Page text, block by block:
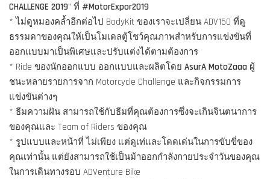
CHALLENGE 2019" ที่ #MotorExpor2019
* ไม่ดูหมองคล้ำอีกต่อไป BodyKit ของเราจะเปลี่ยน ADV150 ที่ดู
ธรรมดาของคุณให้เป็นโมเดลตู้โชว์คุณภาพสำหรับการแข่งขันที่
ออกแบบมาเป็นพิเศษและปรับแต่งได้ตามต้องการ
* Ride ของนักออกแบบ ออกแบบและผลิตโดย AsurA MotoZaaa ผู้
ชนะหลายรายการจาก Motorcycle Challenge และกิจกรรมการ
แข่งขันต่างๆ
* ธีมความฝัน สามารถใช้กับธีมที่คุณต้องการซึ่งจะเกินจินตนาการ
ของคุณและ Team of Riders ของคุณ
* รูปแบบและหน้าที่ ไม่เพียง แต่ดูเท่และโดดเด่นในการขับขี่ของ
คุณเท่านั้น แต่ยังสามารถใช้เป็นม้าออกกำลังกายประจำวันของคุณ
ในการเดินทางรอบ ADVenture Bike